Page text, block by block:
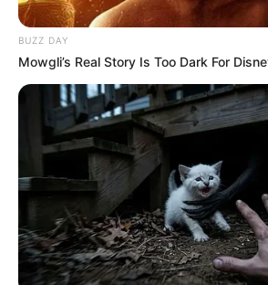
Alias
familia
Cesar
PASTOR
BUZZ DAY
Mowgli’s Real Story Is Too Dark For